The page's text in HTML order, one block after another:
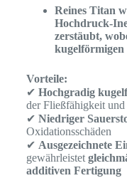
Reines Titan
Hochdruck-
zerstäubt,
Vorteile:
✔ Hochgradig
der Fließfähigkeit
✔ Niedriger
Oxidationsschäden
✔ Ausgezeichnete
gewährleistet
additiven Fertigung